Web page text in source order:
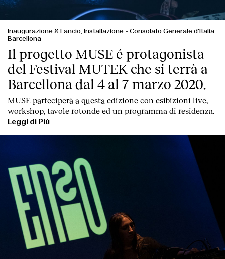
Inaugurazione & Lancio, Installazione - Consolato Generale d’Italia
Barcellona
Il progetto MUSE é protagonista
del Festival MUTEK che si terrà a
Barcellona dal 4 al 7 marzo 2020.
MUSE parteciperà a questa edizione con esibizioni live,
workshop, tavole rotonde ed un programma di residenza.
Leggi di Più